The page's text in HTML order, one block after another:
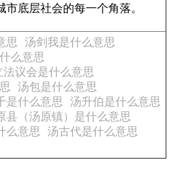
底层社会的每一个角落。
思
汤剑我是什么意思
么意思
法议会是什么意思
汤包是什么意思
是什么意思
汤升伯是什么意思
县（汤原镇）是什么意思
么意思
汤古代是什么意思